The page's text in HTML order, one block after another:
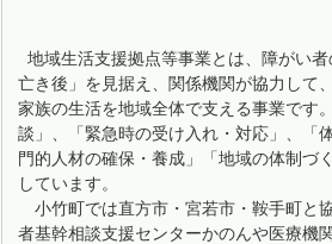
地域生活支援拠点等事業とは、障がい
亡き後」を見据え、関係機関が協力して
家族の生活を地域全体で支える事業です
談」、「緊急時の受け入れ・対応」、「
門的人材の確保・養成」「地域の体制づ
しています。
小竹町では直方市・宮若市・鞍手町と
者基幹相談支援センターかのんや医療機